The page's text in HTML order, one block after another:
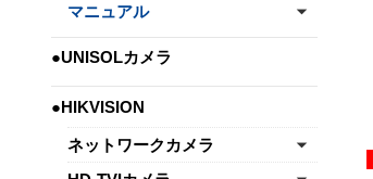
マニュアル
●UNISOLカメラ
●HIKVISION
ネットワークカメラ